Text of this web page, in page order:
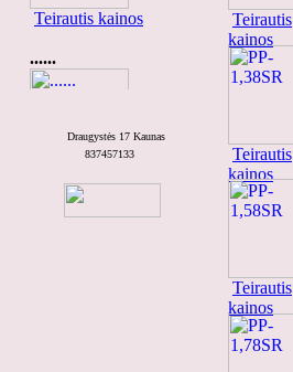
Teirautis kainos
PŠ-23
Draugystės 17 Kaunas
837457133
Teirautis
kainos
Teirautis
kainos
Teirautis
kainos